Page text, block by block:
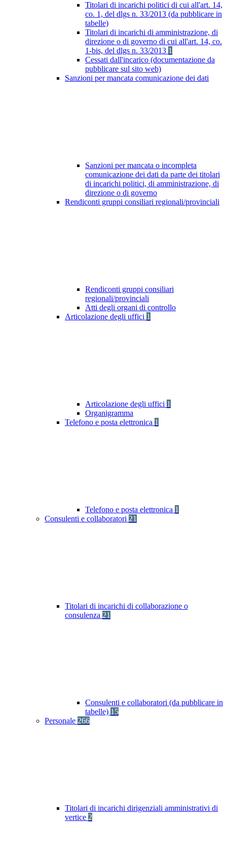
Titolari di incarichi politici di cui all'art. 14,
co. 1, del dlgs n. 33/2013 (da pubblicare in
tabelle)
Titolari di incarichi di amministrazione, di
direzione o di governo di cui all'art. 14, co.
1-bis, del dlgs n. 33/2013 1
Cessati dall'incarico (documentazione da
pubblicare sul sito web)
Sanzioni per mancata comunicazione dei dati
Sanzioni per mancata o incompleta
comunicazione dei dati da parte dei titolari
di incarichi politici, di amministrazione, di
direzione o di governo
Rendiconti gruppi consiliari regionali/provinciali
Rendiconti gruppi consiliari
regionali/provinciali
Atti degli organi di controllo
Articolazione degli uffici 1
Articolazione degli uffici 1
Organigramma
Telefono e posta elettronica 1
Telefono e posta elettronica 1
Consulenti e collaboratori 21
Titolari di incarichi di collaborazione o
consulenza 21
Consulenti e collaboratori (da pubblicare in
tabelle) 15
Personale 266
Titolari di incarichi dirigenziali amministrativi di
vertice 2